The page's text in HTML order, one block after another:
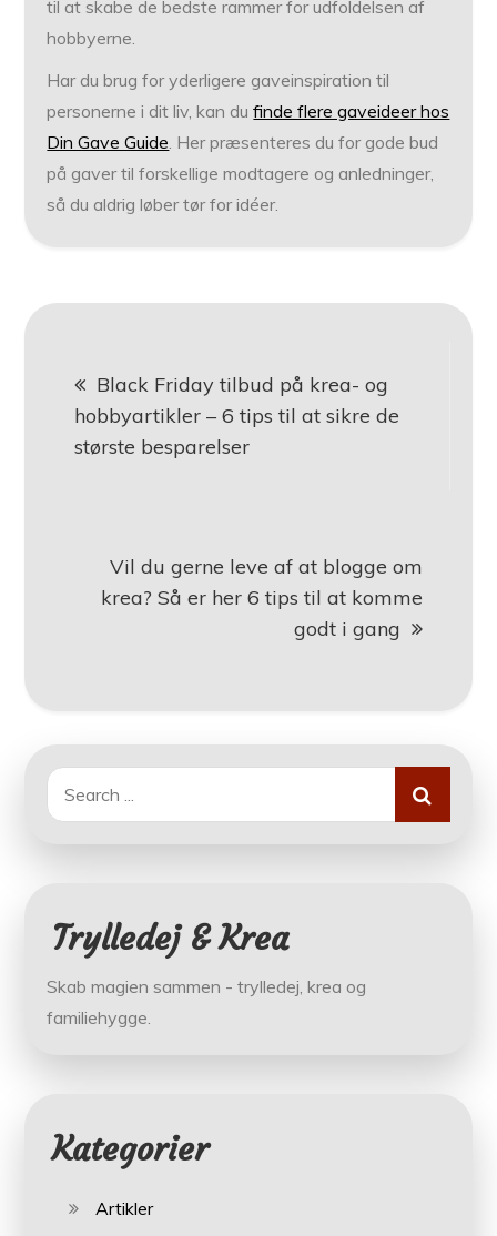
til at skabe de bedste rammer for udfoldelsen af
hobbyerne.
Har du brug for yderligere gaveinspiration til
personerne i dit liv, kan dufinde flere gaveideer hos
Din Gave Guide. Her præsenteres du for gode bud
på gaver til forskellige modtagere og anledninger,
så du aldrig løber tør for idéer.
Black Friday tilbud på krea- og
hobbyartikler – 6 tips til at sikre de
største besparelser
Vil du gerne leve af at blogge om
krea? Så er her 6 tips til at komme
godt i gang
Search
for:
Trylledej & Krea
Skab magien sammen - trylledej, krea og
familiehygge.
Kategorier
Artikler